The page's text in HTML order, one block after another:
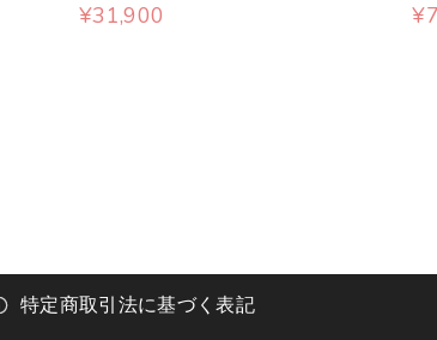
¥31,900 ¥
特定商取引法に基づく表記